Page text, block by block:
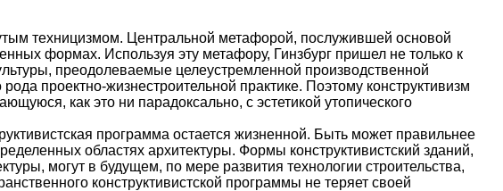
техницизмом. Центральной метафорой, послужившей основой
формах. Используя эту метафору, Гинзбург пришел не только к
преодолеваемые целеустремленной производственной
проектно-жизнестроительной практике. Поэтому конструктивизм
как это ни парадоксально, с эстетикой утопического
программа остается жизненной. Быть может правильнее
областях архитектуры. Формы конструктивистский зданий,
могут в будущем, по мере развития технологии строительства,
конструктивистской программы не теряет своей